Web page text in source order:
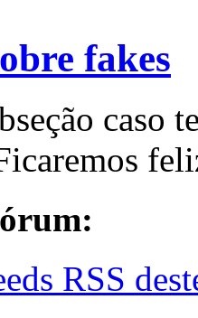
fakes
caso
RSS